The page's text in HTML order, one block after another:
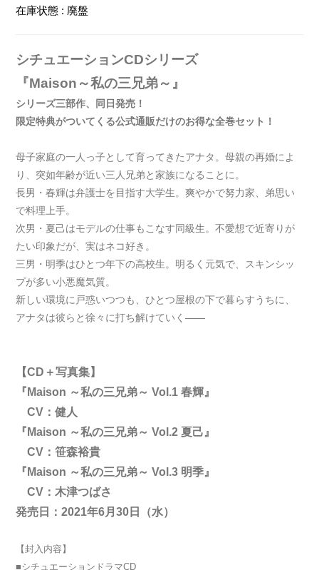
在庫状態 : 廃盤
シチュエーションCDシリーズ
『Maison～私の三兄弟～』
シリーズ三部作、同日発売！
限定特典がついてくる公式通販だけのお得な全巻セット！
母子家庭の一人っ子として育ってきたアナタ。母親の再婚によ
り、突如年齢が近い三人兄弟と家族になることに。
長男・春輝は弁護士を目指す大学生。爽やかで努力家、弟思い
で料理上手。
次男・夏己はモデルの仕事もこなす同級生。不愛想で近寄りが
たい印象だが、実はネコ好き。
三男・明季はひとつ年下の高校生。明るく元気で、スキンシッ
プが多い小悪魔気質。
新しい環境に戸惑いつつも、ひとつ屋根の下で暮らすうちに、
アナタは彼らと徐々に打ち解けていく――
【CD＋写真集】
『Maison ～私の三兄弟～ Vol.1 春輝』
CV：健人
『Maison ～私の三兄弟～ Vol.2 夏己』
CV：笹森裕貴
『Maison ～私の三兄弟～ Vol.3 明季』
CV：木津つばさ
発売日：2021年6月30日（水）
【封入内容】
■シチュエーションドラマCD